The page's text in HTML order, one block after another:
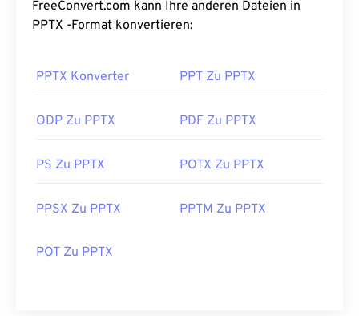
FreeConvert.com kann Ihre anderen Dateien in
PPTX -Format konvertieren:
PPTX Konverter PPT Zu PPTX
ODP Zu PPTX PDF Zu PPTX
PS Zu PPTX POTX Zu PPTX
PPSX Zu PPTX PPTM Zu PPTX
POT Zu PPTX